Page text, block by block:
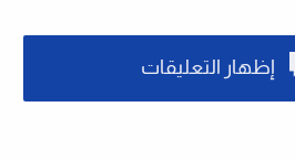
إظهار التعليقات